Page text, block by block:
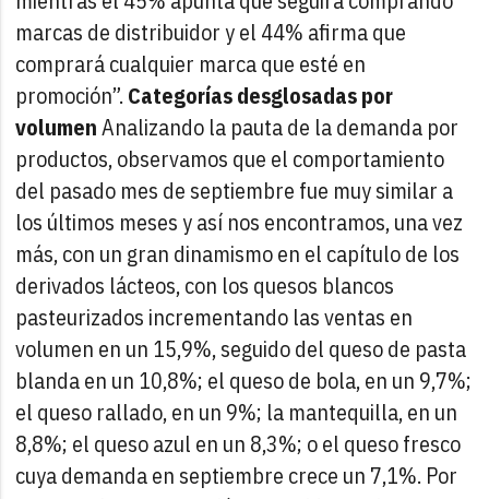
marcas de distribuidor y el 44% afirma que
comprará cualquier marca que esté en
promoción”. Categorías desglosadas por
volumenAnalizando la pauta de la demanda por
productos, observamos que el comportamiento
del pasado mes de septiembre fue muy similar a
los últimos meses y así nos encontramos, una vez
más, con un gran dinamismo en el capítulo de los
derivados lácteos, con los quesos blancos
pasteurizados incrementando las ventas en
volumen en un 15,9%, seguido del queso de pasta
blanda en un 10,8%; el queso de bola, en un 9,7%;
el queso rallado, en un 9%; la mantequilla, en un
8,8%; el queso azul en un 8,3%; o el queso fresco
cuya demanda en septiembre crece un 7,1%. Por